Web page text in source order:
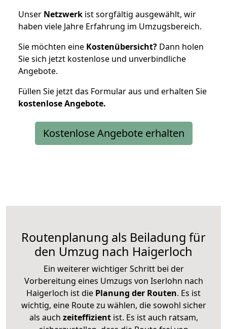
Unser Netzwerk ist sorgfältig ausgewählt, wir
haben viele Jahre Erfahrung im Umzugsbereich.
Sie möchten eine Kostenübersicht? Dann holen
Sie sich jetzt kostenlose und unverbindliche
Angebote.
Füllen Sie jetzt das Formular aus und erhalten Sie
kostenloseAngebote.
Kostenlose Angebote erhalten
Routenplanung als Beiladung für
den Umzug nach Haigerloch
Ein weiterer wichtiger Schritt bei der
Vorbereitung eines Umzugs von Iserlohn nach
Haigerloch ist die Planung der Routen. Es ist
wichtig, eine Route zu wählen, die sowohl sicher
als auch zeiteffizientist. Es ist auch ratsam,